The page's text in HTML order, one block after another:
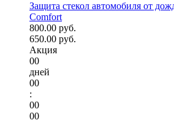
Защита стекол автомобиля от
Comfort
800.00 руб.
650.00 руб.
Акция
00
дней
00
:
00
00